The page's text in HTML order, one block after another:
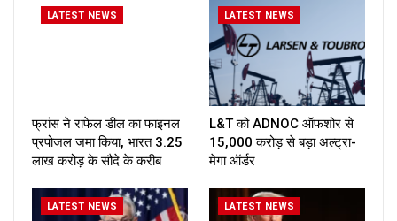
LATEST NEWS
फ्रांस ने राफेल डील का फाइनल
प्रपोजल जमा किया, भारत ₹3.25
लाख करोड़ के सौदे के करीब
LATEST NEWS
L&T को ADNOC ऑफशोर से
₹15,000 करोड़ से बड़ा अल्ट्रा-
मेगा ऑर्डर
LATEST NEWS LATEST NEWS